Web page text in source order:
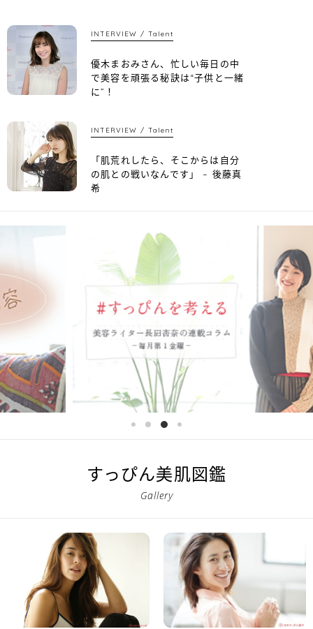
INTERVIEW Talent
優木まおみさん、忙しい毎日の中
で美容を頑張る秘訣は“子供と一緒
に”！
INTERVIEW Talent
「肌荒れしたら、そこからは自分
の肌との戦いなんです」 – 後藤真
希
すっぴん美肌図鑑
Gallery